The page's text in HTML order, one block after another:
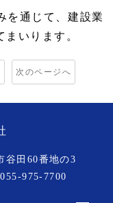
を通じて、建設業
いります。
次のページへ
田60番地の3
975-7700